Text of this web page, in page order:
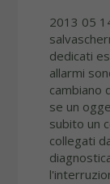
2013 05
dedicati
allarmi
cambiano
se un
subito un
collegati